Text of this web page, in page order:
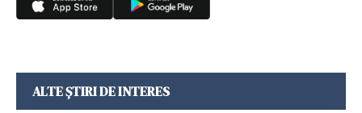
ALTE ȘTIRI DE INTERES